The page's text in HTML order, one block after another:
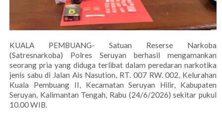
KUALA PEMBUANG- Satuan Reserse Narkoba
(Satresnarkoba) Polres Seruyan berhasil mengamankan
seorang pria yang diduga terlibat dalam peredaran narkotika
jenis sabu di Jalan Ais Nasution, RT. 007 RW. 002, Kelurahan
Kuala Pembuang II, Kecamatan Seruyan Hilir, Kabupaten
Seruyan, Kalimantan Tengah, Rabu (24/6/2026) sekitar pukul
10.00 WIB.